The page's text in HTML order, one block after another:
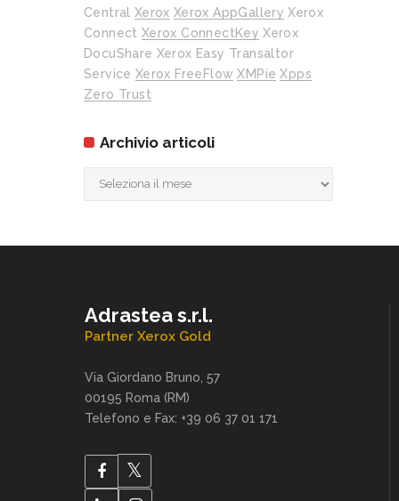
Central
Xerox Xerox AppGallery Xerox
Connect Xerox ConnectKey Xerox
DocuShare Xerox Easy Transaltor
Service Xerox FreeFlow XMPie Xpps
Zero Trust
Archivio articoli
Archivio
Adrastea s.r.l.
Partner Xerox Gold
Via Giordano Bruno, 57
00195 Roma (RM)
Telefono e Fax: +39 06 37 01 171